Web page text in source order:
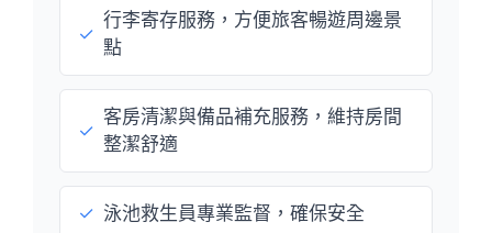
✓
行李寄存服務，方便旅客暢遊周邊景
點
✓
客房清潔與備品補充服務，維持房間
整潔舒適
✓ 泳池救生員專業監督，確保安全